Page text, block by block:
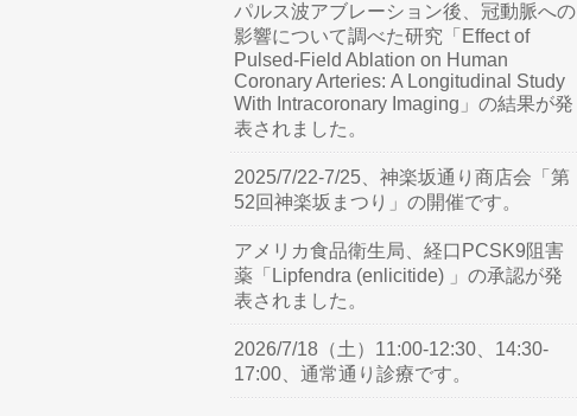
パルス波アブレーション後、冠動脈への
影響について調べた研究「Effect of
Pulsed-Field Ablation on Human
Coronary Arteries: A Longitudinal Study
With Intracoronary Imaging」の結果が発
表されました。
2025/7/22-7/25、神楽坂通り商店会「第
52回神楽坂まつり」の開催です。
アメリカ食品衛生局、経口PCSK9阻害
薬「Lipfendra (enlicitide) 」の承認が発
表されました。
2026/7/18（土）11:00-12:30、14:30-
17:00、通常通り診療です。